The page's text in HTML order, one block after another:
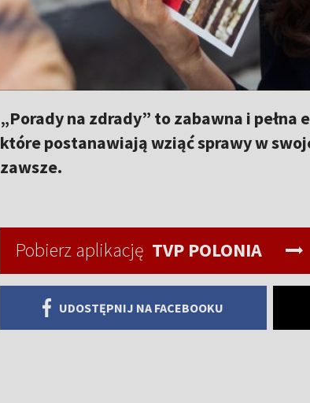
„Porady na zdrady” to zabawna i
które postanawiają wziąć sprawy w
zawsze.
Pobierz aplikację TVP POLONIA
UDOSTĘPNIJ NA FACEBOOKU